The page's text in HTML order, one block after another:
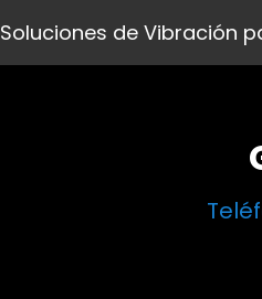
Soluciones de Vibración